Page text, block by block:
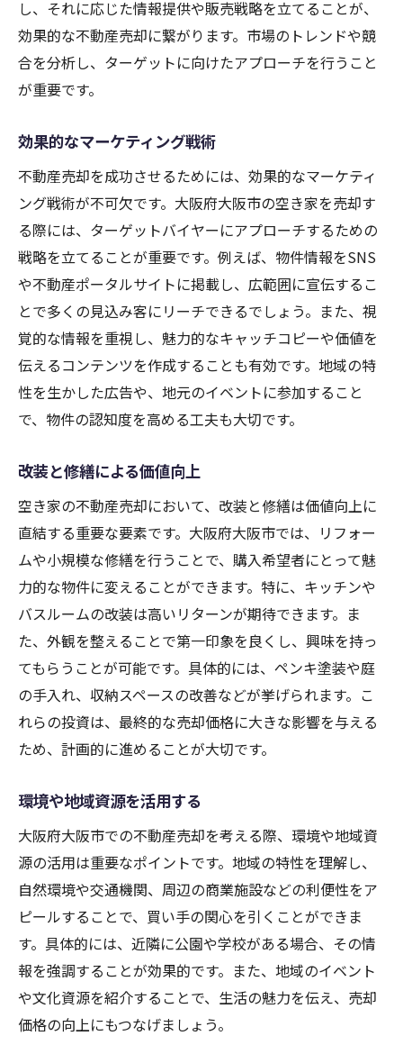
し、それに応じた情報提供や販売戦略を立てることが、
効果的な不動産売却に繋がります。市場のトレンドや競
合を分析し、ターゲットに向けたアプローチを行うこと
が重要です。
効果的なマーケティング戦術
不動産売却を成功させるためには、効果的なマーケティ
ング戦術が不可欠です。大阪府大阪市の空き家を売却す
る際には、ターゲットバイヤーにアプローチするための
戦略を立てることが重要です。例えば、物件情報をSNS
や不動産ポータルサイトに掲載し、広範囲に宣伝するこ
とで多くの見込み客にリーチできるでしょう。また、視
覚的な情報を重視し、魅力的なキャッチコピーや価値を
伝えるコンテンツを作成することも有効です。地域の特
性を生かした広告や、地元のイベントに参加すること
で、物件の認知度を高める工夫も大切です。
改装と修繕による価値向上
空き家の不動産売却において、改装と修繕は価値向上に
直結する重要な要素です。大阪府大阪市では、リフォー
ムや小規模な修繕を行うことで、購入希望者にとって魅
力的な物件に変えることができます。特に、キッチンや
バスルームの改装は高いリターンが期待できます。ま
た、外観を整えることで第一印象を良くし、興味を持っ
てもらうことが可能です。具体的には、ペンキ塗装や庭
の手入れ、収納スペースの改善などが挙げられます。こ
れらの投資は、最終的な売却価格に大きな影響を与える
ため、計画的に進めることが大切です。
環境や地域資源を活用する
大阪府大阪市での不動産売却を考える際、環境や地域資
源の活用は重要なポイントです。地域の特性を理解し、
自然環境や交通機関、周辺の商業施設などの利便性をア
ピールすることで、買い手の関心を引くことができま
す。具体的には、近隣に公園や学校がある場合、その情
報を強調することが効果的です。また、地域のイベント
や文化資源を紹介することで、生活の魅力を伝え、売却
価格の向上にもつなげましょう。